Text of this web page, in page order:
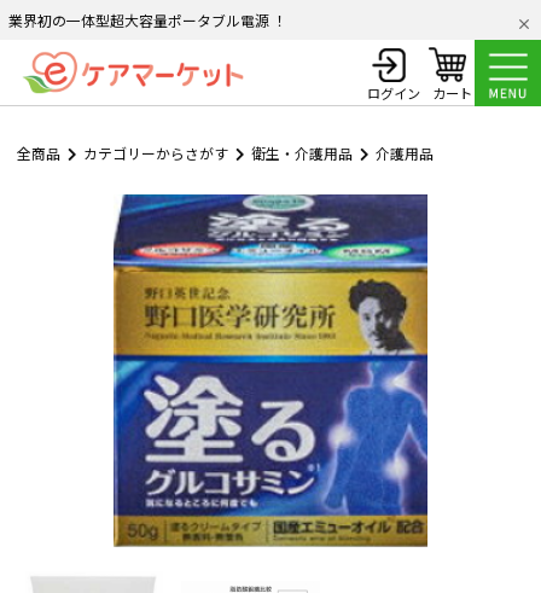
業界初の一体型超大容量ポータブル電源 ！
ログイン カート
全商品 カテゴリーからさがす 衛生・介護用品 介護用品